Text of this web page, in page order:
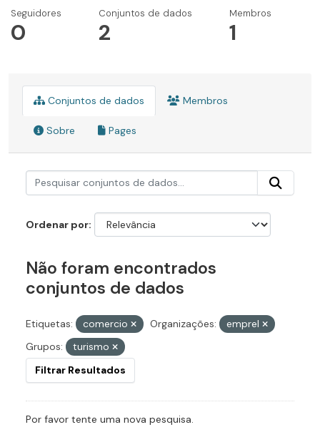
Seguidores
0
Conjuntos de dados
2
Membros
1
Conjuntos de dados Membros
Sobre Pages
Ordenar por
Não foram encontrados
conjuntos de dados
Etiquetas: comercio Organizações:
emprel
Grupos:
turismo
Filtrar Resultados
Por favor tente uma nova pesquisa.